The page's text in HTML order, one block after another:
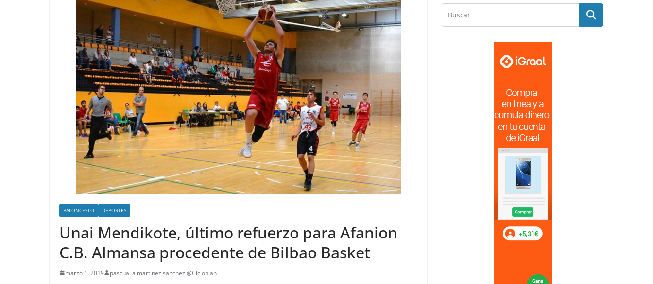
BALONCESTO DEPORTES
Unai Mendikote, último refuerzo para Afanion
C.B. Almansa procedente de Bilbao Basket
marzo 1, 2019 pascual a martinez sanchez @Ciclonian